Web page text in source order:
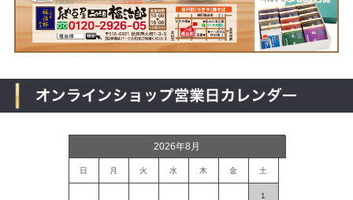
2026年8月
日 月 火 水 木 金 土
1